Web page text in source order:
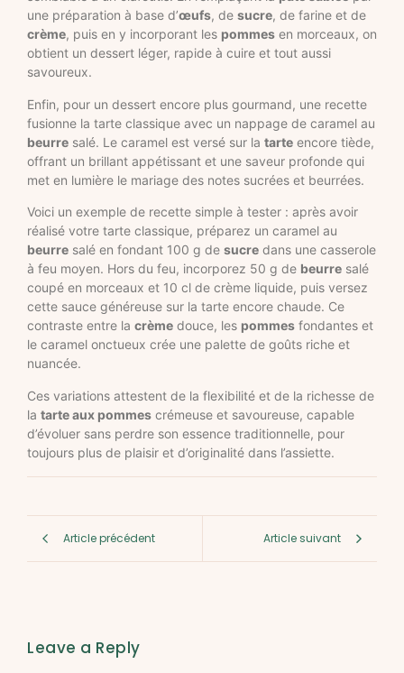
une préparation à base d’œufs, de sucre, de farine et de
crème, puis en y incorporant les pommes en morceaux, on
obtient un dessert léger, rapide à cuire et tout aussi
savoureux.
Enfin, pour un dessert encore plus gourmand, une recette
fusionne la tarte classique avec un nappage de caramel au
beurre salé. Le caramel est versé sur la tarte encore tiède,
offrant un brillant appétissant et une saveur profonde qui
met en lumière le mariage des notes sucrées et beurrées.
Voici un exemple de recette simple à tester : après avoir
réalisé votre tarte classique, préparez un caramel au
beurre salé en fondant 100 g de sucre dans une casserole
à feu moyen. Hors du feu, incorporez 50 g de beurre salé
coupé en morceaux et 10 cl de crème liquide, puis versez
cette sauce généreuse sur la tarte encore chaude. Ce
contraste entre la crème douce, les pommes fondantes et
le caramel onctueux crée une palette de goûts riche et
nuancée.
Ces variations attestent de la flexibilité et de la richesse de
la tarte aux pommes crémeuse et savoureuse, capable
d’évoluer sans perdre son essence traditionnelle, pour
toujours plus de plaisir et d’originalité dans l’assiette.
Article précédent Article suivant
Leave a Reply